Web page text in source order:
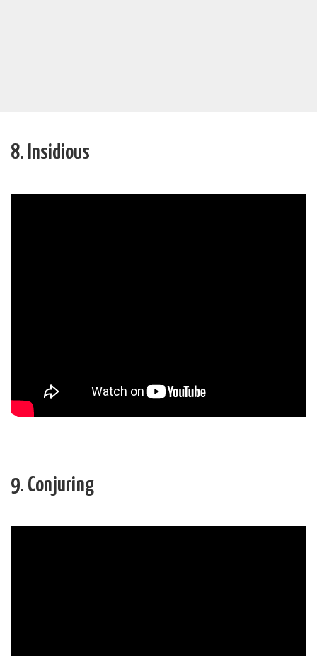
8. Insidious
9. Conjuring